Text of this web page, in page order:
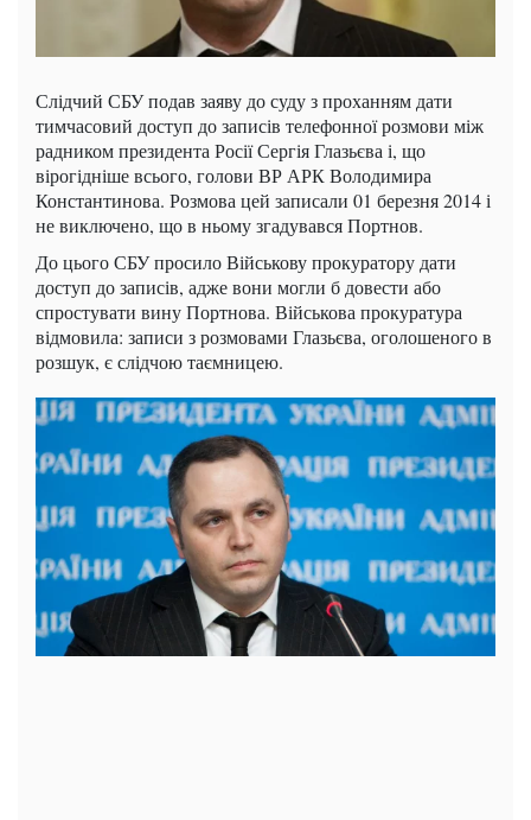
Слідчий СБУ подав заяву до суду з проханням дати
тимчасовий доступ до записів телефонної розмови між
радником президента Росії Сергія Глазьєва і, що
вірогідніше всього, голови ВР АРК Володимира
Константинова. Розмова цей записали 01 березня 2014 і
не виключено, що в ньому згадувався Портнов.
До цього СБУ просило Військову прокуратору дати
доступ до записів, адже вони могли б довести або
спростувати вину Портнова. Військова прокуратура
відмовила: записи з розмовами Глазьєва, оголошеного в
розшук, є слідчою таємницею.